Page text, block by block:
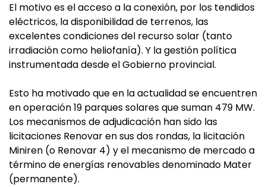
El motivo es el acceso a la conexión, por los tendidos
eléctricos, la disponibilidad de terrenos, las
excelentes condiciones del recurso solar (tanto
irradiación como heliofanía). Y la gestión política
instrumentada desde el Gobierno provincial.
Esto ha motivado que en la actualidad se encuentren
en operación 19 parques solares que suman 479 MW.
Los mecanismos de adjudicación han sido las
licitaciones Renovar en sus dos rondas, la licitación
Miniren (o Renovar 4) y el mecanismo de mercado a
término de energías renovables denominado Mater
(permanente).